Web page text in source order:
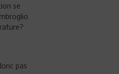
se
pas